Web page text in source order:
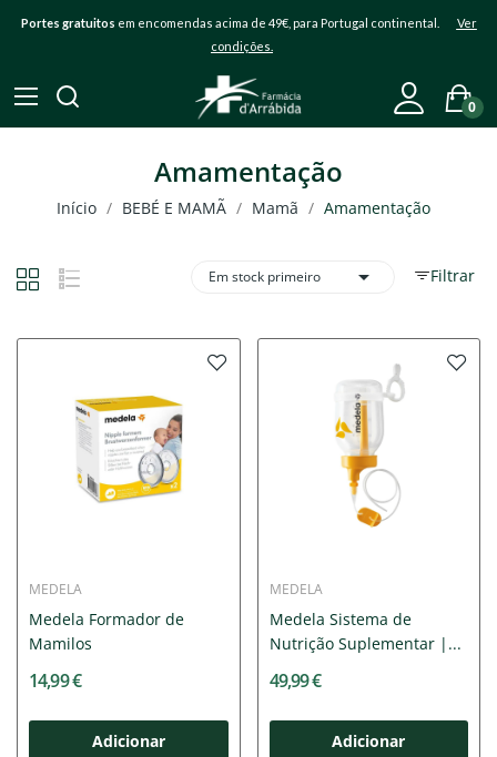
Portes gratuitos em encomendas acima de 49€, para Portugal continental. Ver
condições.
0
Amamentação
Início BEBÉ E MAMÃ Mamã Amamentação
Filtrar
Em stock primeiro 
MEDELA
Medela Formador de
Mamilos
14,99 €
Adicionar
MEDELA
Medela Sistema de
Nutrição Suplementar |...
49,99 €
Adicionar